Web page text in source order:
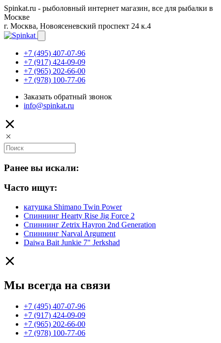
Spinkat.ru - рыболовный интернет магазин, все для рыбалки в
Москве
г. Москва, Новоясеневский проспект 24 к.4
+7 (495) 407-07-96
+7 (917) 424-09-09
+7 (965) 202-66-00
+7 (978) 100-77-06
Заказать обратный звонок
info@spinkat.ru
Ранее вы искали:
Часто ищут:
катушка Shimano Twin Power
Спиннинг Hearty Rise Jig Force 2
Спиннинг Zetrix Hayron 2nd Generation
Спиннинг Narval Argument
Daiwa Bait Junkie 7" Jerkshad
Мы всегда на связи
+7 (495) 407-07-96
+7 (917) 424-09-09
+7 (965) 202-66-00
+7 (978) 100-77-06